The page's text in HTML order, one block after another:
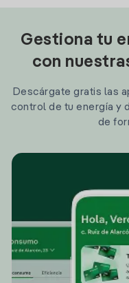
Gestiona tu
con
Descárgate gratis las
control de tu energía y
de